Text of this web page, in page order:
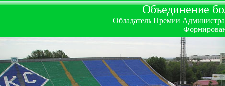
Объединение
Обладатель Премии